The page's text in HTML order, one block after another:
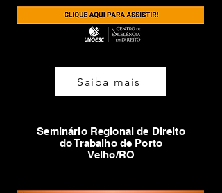
Saiba mais
Seminário Regional de Direito
do Trabalho de Porto
Velho/RO